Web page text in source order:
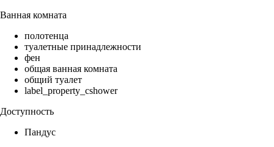
Ванная комната
полотенца
туалетные принадлежности
фен
общая ванная комната
общий туалет
label_property_cshower
Доступность
Пандус